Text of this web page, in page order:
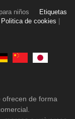
niños
Etiquetas
Politica de cookies
ofrecen de forma